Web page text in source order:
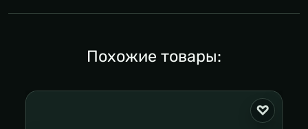
Похожие товары: